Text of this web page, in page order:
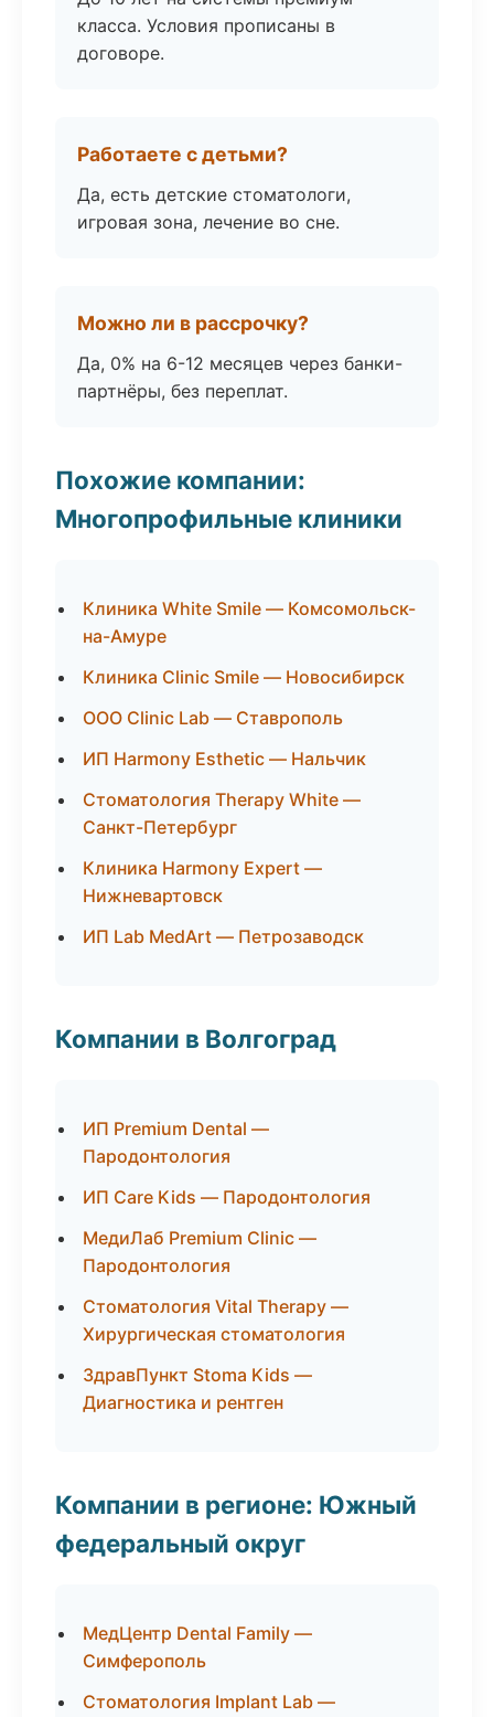
класса. Условия прописаны в
договоре.
Работаете с детьми?
Да, есть детские стоматологи,
игровая зона, лечение во сне.
Можно ли в рассрочку?
Да, 0% на 6-12 месяцев через банки-
партнёры, без переплат.
Похожие компании:
Многопрофильные клиники
Клиника White Smile — Комсомольск-
на-Амуре
Клиника Clinic Smile — Новосибирск
ООО Clinic Lab — Ставрополь
ИП Harmony Esthetic — Нальчик
Стоматология Therapy White —
Санкт-Петербург
Клиника Harmony Expert —
Нижневартовск
ИП Lab MedArt — Петрозаводск
Компании в Волгоград
ИП Premium Dental —
Пародонтология
ИП Care Kids — Пародонтология
МедиЛаб Premium Clinic —
Пародонтология
Стоматология Vital Therapy —
Хирургическая стоматология
ЗдравПункт Stoma Kids —
Диагностика и рентген
Компании в регионе: Южный
федеральный округ
МедЦентр Dental Family —
Симферополь
Стоматология Implant Lab —